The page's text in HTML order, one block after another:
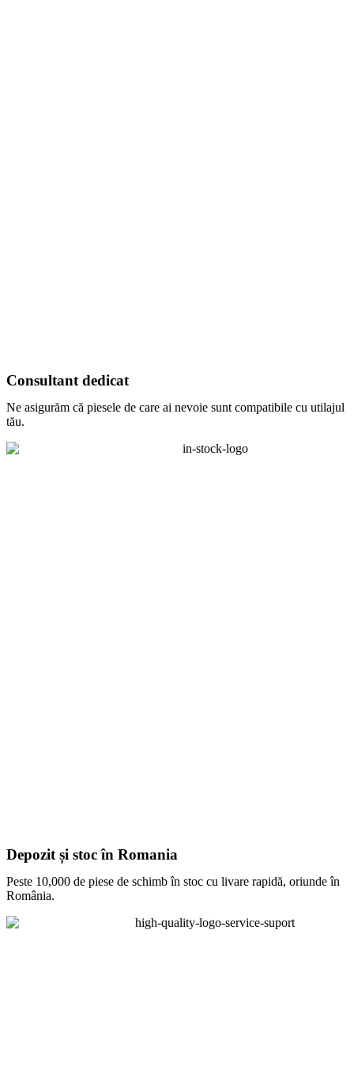
Consultant dedicat
Ne asigurăm că piesele de care ai nevoie sunt compatibile cu utilajul
tău.
Depozit și stoc în Romania
Peste 10,000 de piese de schimb în stoc cu livare rapidă, oriunde în
România.